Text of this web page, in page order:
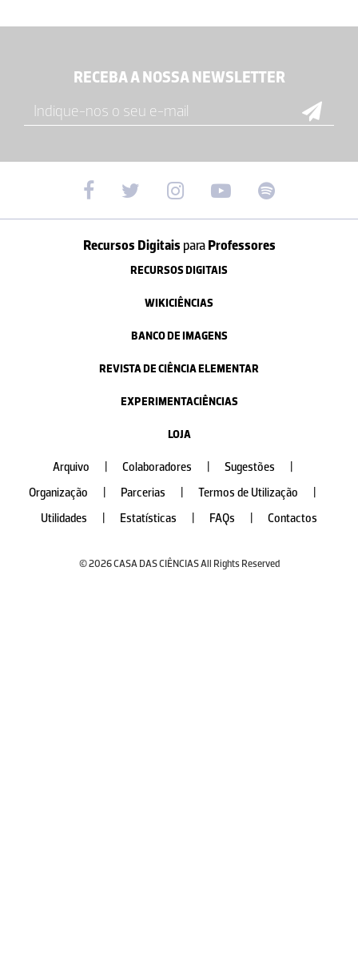
RECEBA A NOSSA NEWSLETTER
Recursos Digitais paraProfessores
RECURSOS DIGITAIS
WIKICIÊNCIAS
BANCO DE IMAGENS
REVISTA DE CIÊNCIA ELEMENTAR
EXPERIMENTACIÊNCIAS
LOJA
Arquivo Colaboradores Sugestões
Organização
Parcerias Termos de Utilização
Utilidades
Estatísticas FAQs Contactos
© 2026 CASA DAS CIÊNCIAS All Rights Reserved